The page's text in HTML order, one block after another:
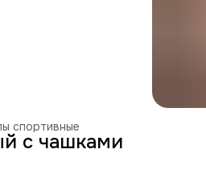
спортивные
с чашками